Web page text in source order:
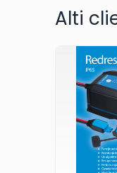
Alti